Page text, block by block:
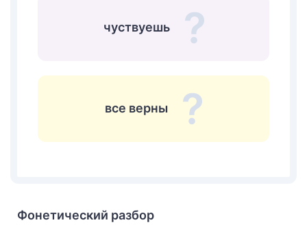
чуствуешь
все верны
Фонетический разбор